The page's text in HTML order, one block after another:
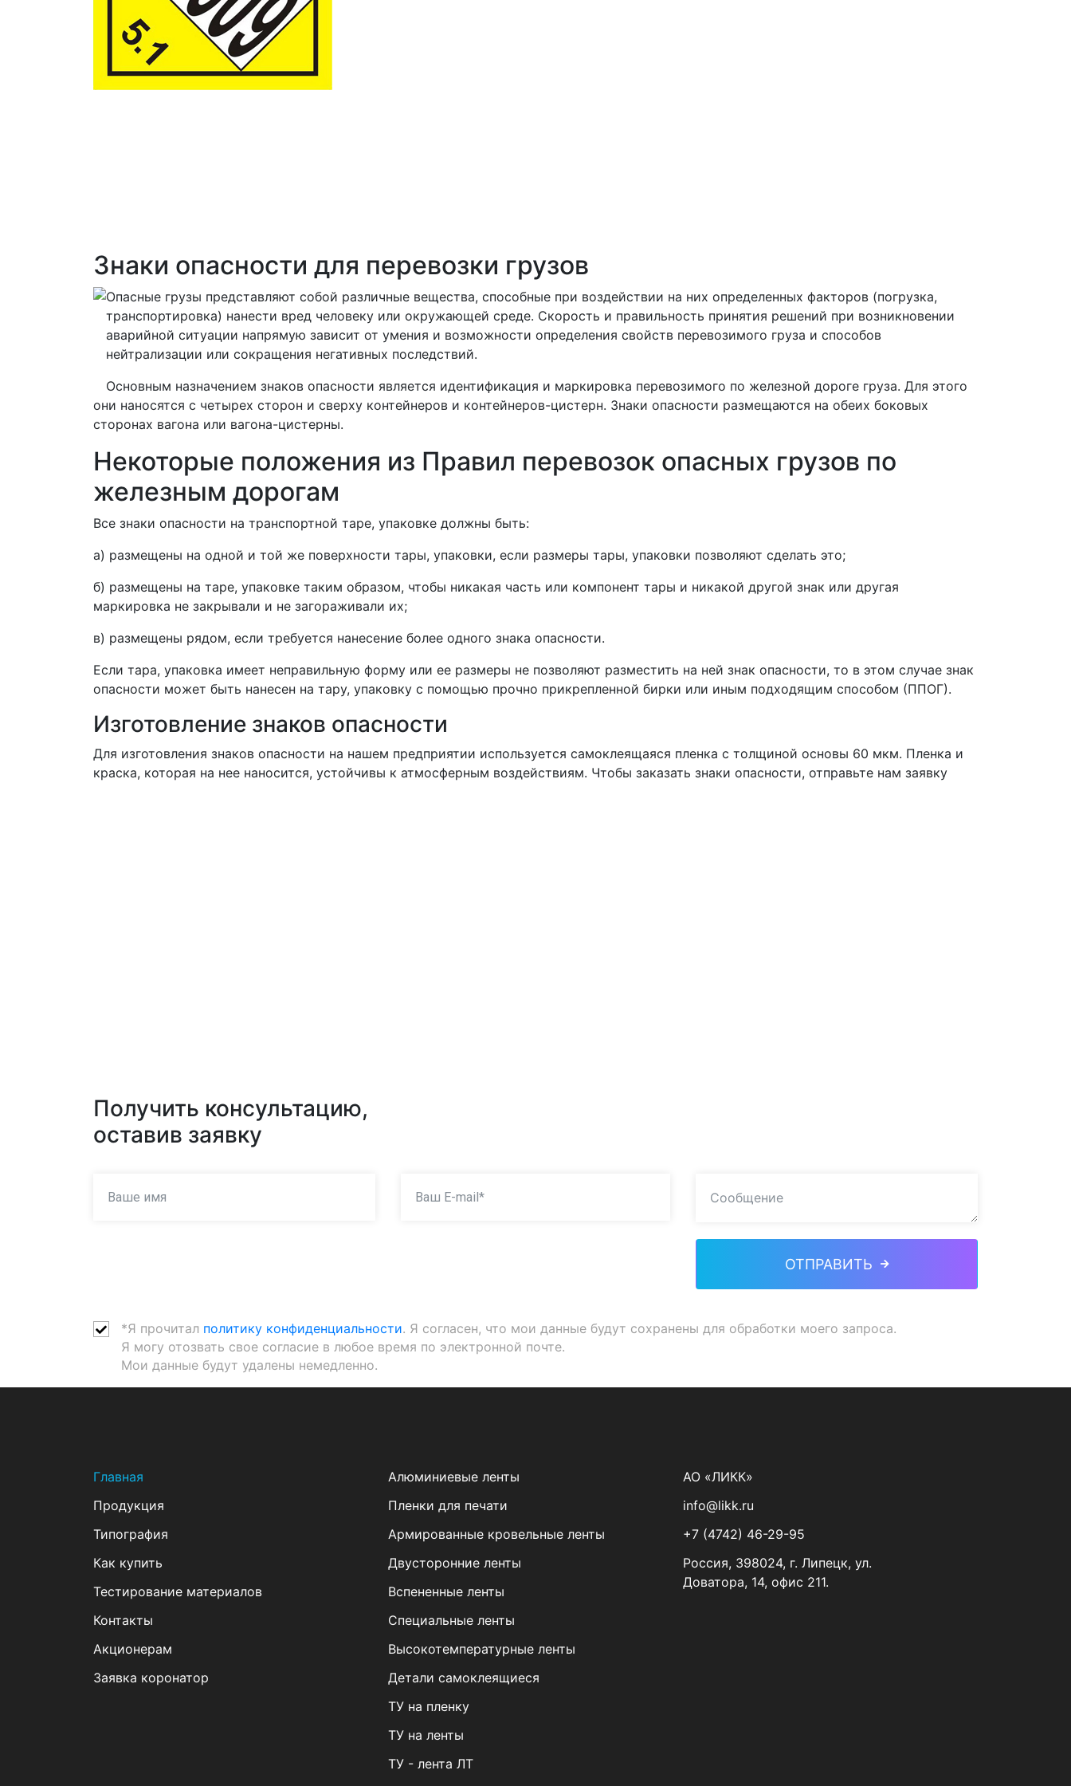
Знаки опасности для перевозки грузов
Опасные грузы представляют собой различные вещества, способные при воздействии на них определенных факторов (погрузка,
транспортировка) нанести вред человеку или окружающей среде. Скорость и правильность принятия решений при возникновении
аварийной ситуации напрямую зависит от умения и возможности определения свойств перевозимого груза и способов
нейтрализации или сокращения негативных последствий.
Основным назначением знаков опасности является идентификация и маркировка перевозимого по железной дороге груза. Для этого
они наносятся с четырех сторон и сверху контейнеров и контейнеров-цистерн. Знаки опасности размещаются на обеих боковых
сторонах вагона или вагона-цистерны.
Некоторые положения из Правил перевозок опасных грузов по
железным дорогам
Все знаки опасности на транспортной таре, упаковке должны быть:
a) размещены на одной и той же поверхности тары, упаковки, если размеры тары, упаковки позволяют сделать это;
б) размещены на таре, упаковке таким образом, чтобы никакая часть или компонент тары и никакой другой знак или другая
маркировка не закрывали и не загораживали их;
в) размещены рядом, если требуется нанесение более одного знака опасности.
Если тара, упаковка имеет неправильную форму или ее размеры не позволяют разместить на ней знак опасности, то в этом случае знак
опасности может быть нанесен на тару, упаковку с помощью прочно прикрепленной бирки или иным подходящим способом (ППОГ).
Изготовление знаков опасности
Для изготовления знаков опасности на нашем предприятии используется самоклеящаяся пленка с толщиной основы 60 мкм. Пленка и
краска, которая на нее наносится, устойчивы к атмосферным воздействиям. Чтобы заказать знаки опасности, отправьте нам заявку
Получить консультацию,
оставив заявку
ОТПРАВИТЬ
*Я прочитал политику конфиденциальности. Я согласен, что мои данные будут сохранены для обработки моего запроса.
Я могу отозвать свое согласие в любое время по электронной почте.
Мои данные будут удалены немедленно.
Главная
Продукция
Типография
Как купить
Тестирование материалов
Контакты
Акционерам
Заявка коронатор
Алюминиевые ленты
Пленки для печати
Армированные кровельные ленты
Двусторонние ленты
Вспененные ленты
Специальные ленты
Высокотемпературные ленты
Детали самоклеящиеся
ТУ на пленку
ТУ на ленты
ТУ - лента ЛТ
АО «ЛИКК»
info@likk.ru
+7 (4742) 46-29-95
Россия, 398024, г. Липецк, ул.
Доватора, 14, офис 211.